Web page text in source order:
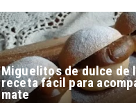
Miguelitos de dulce de
receta fácil para
mate